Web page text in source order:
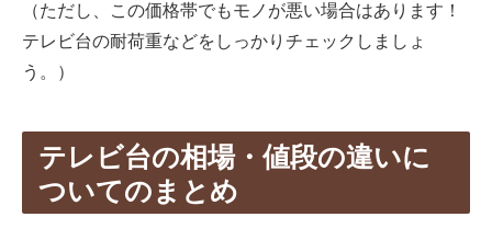
（ただし、この価格帯でもモノが悪い場合はあります！
テレビ台の耐荷重などをしっかりチェックしましょ
う。）
テレビ台の相場・値段の違いに
ついてのまとめ